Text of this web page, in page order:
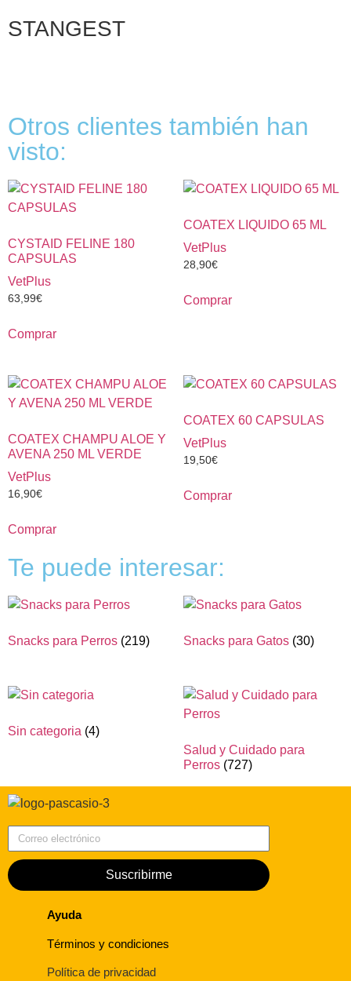
STANGEST
Otros clientes también han
visto:
CYSTAID FELINE 180
CAPSULAS
VetPlus
63,99€
Comprar
COATEX LIQUIDO 65 ML
VetPlus
28,90€
Comprar
COATEX CHAMPU ALOE Y
AVENA 250 ML VERDE
VetPlus
16,90€
Comprar
COATEX 60 CAPSULAS
VetPlus
19,50€
Comprar
Te puede interesar:
Snacks para Perros (219) Snacks para Gatos (30)
Sin categoria (4)
Salud y Cuidado para
Perros (727)
Suscribirme
Ayuda
Términos y condiciones
Política de privacidad